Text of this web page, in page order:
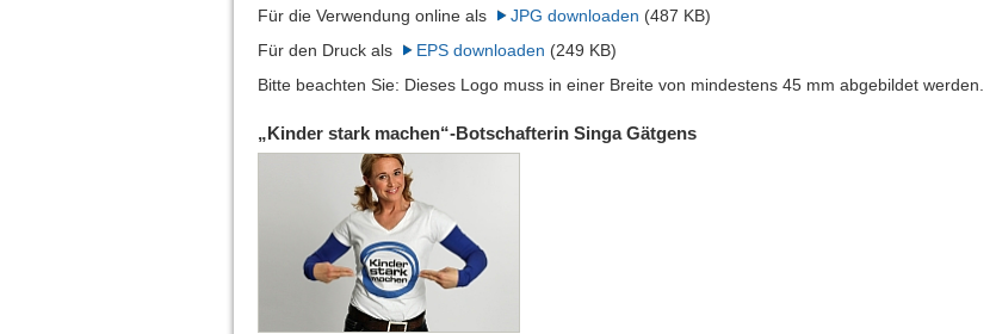
Für die Verwendung online als JPG downloaden (487 KB)
Für den Druck als
EPS downloaden (249 KB)
Bitte beachten Sie: Dieses Logo muss in einer Breite von mindestens 45 mm abgebildet werden.
„Kinder stark machen“-Botschafterin Singa Gätgens